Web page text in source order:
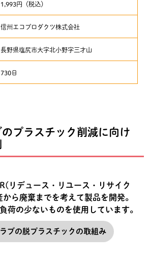
1,993円（税込）
信州エコプロダクツ株式会社
長野県塩尻市大字北小野字三才山
730日
プラスチック削減に向け
リデュース・リユース・リサイク
ら廃棄までを考えて製品を開発。
荷の少ないものを使用しています。
ブの脱プラスチックの取組み